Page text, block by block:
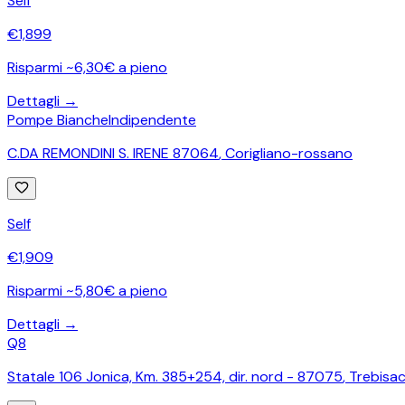
€1,899
Risparmi ~6,30€ a pieno
Dettagli →
Pompe BiancheIndipendente
C.DA REMONDINI S. IRENE 87064,Corigliano-rossano
Self
€1,909
Risparmi ~5,80€ a pieno
Dettagli →
Q8
Statale 106 Jonica, Km. 385+254, dir. nord - 87075,